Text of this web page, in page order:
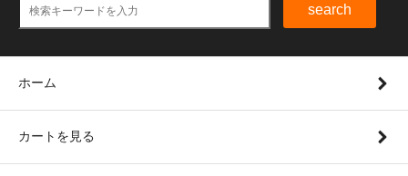
search
ホーム
カートを見る